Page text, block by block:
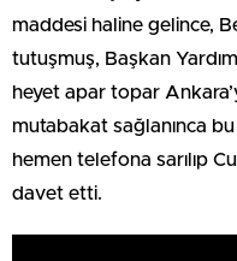
maddesi haline gelince,
tutuşmuş, Başkan
heyet apar topar
mutabakat sağlanınca
hemen telefona sarılıp
davet etti.